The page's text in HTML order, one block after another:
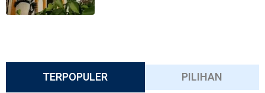
TERPOPULER PILIHAN